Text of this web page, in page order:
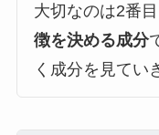
大切なのは2番
徴を決める成分
く成分を見てい